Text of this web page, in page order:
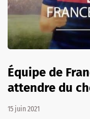
Équipe de
attendre du
15 juin 2021